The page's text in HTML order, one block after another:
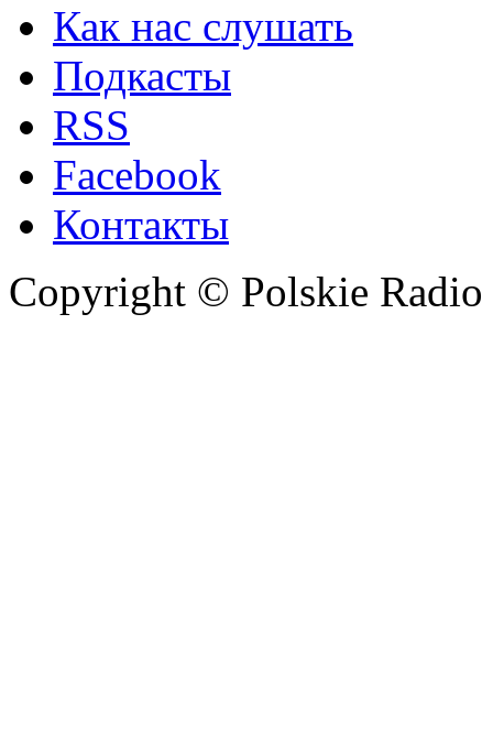
Как нас слушать
Подкасты
RSS
Facebook
Контакты
Copyright © Polskie